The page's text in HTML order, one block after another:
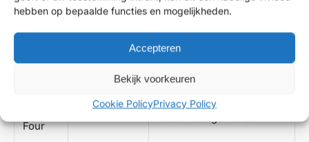
hebben op bepaalde functies en mogelijkheden.
Accepteren
Bekijk voorkeuren
Cookie PolicyPrivacy Policy
For
Compact en
stevig
Wie een kleiner model wil
stabiliteitsgevoel
Four
stabiel
Langere ritten, gebruik
buiten de stad, meer